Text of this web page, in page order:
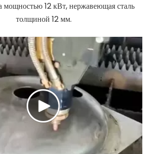
мощностью 12 кВт, нержавеющая сталь
толщиной 12 мм.